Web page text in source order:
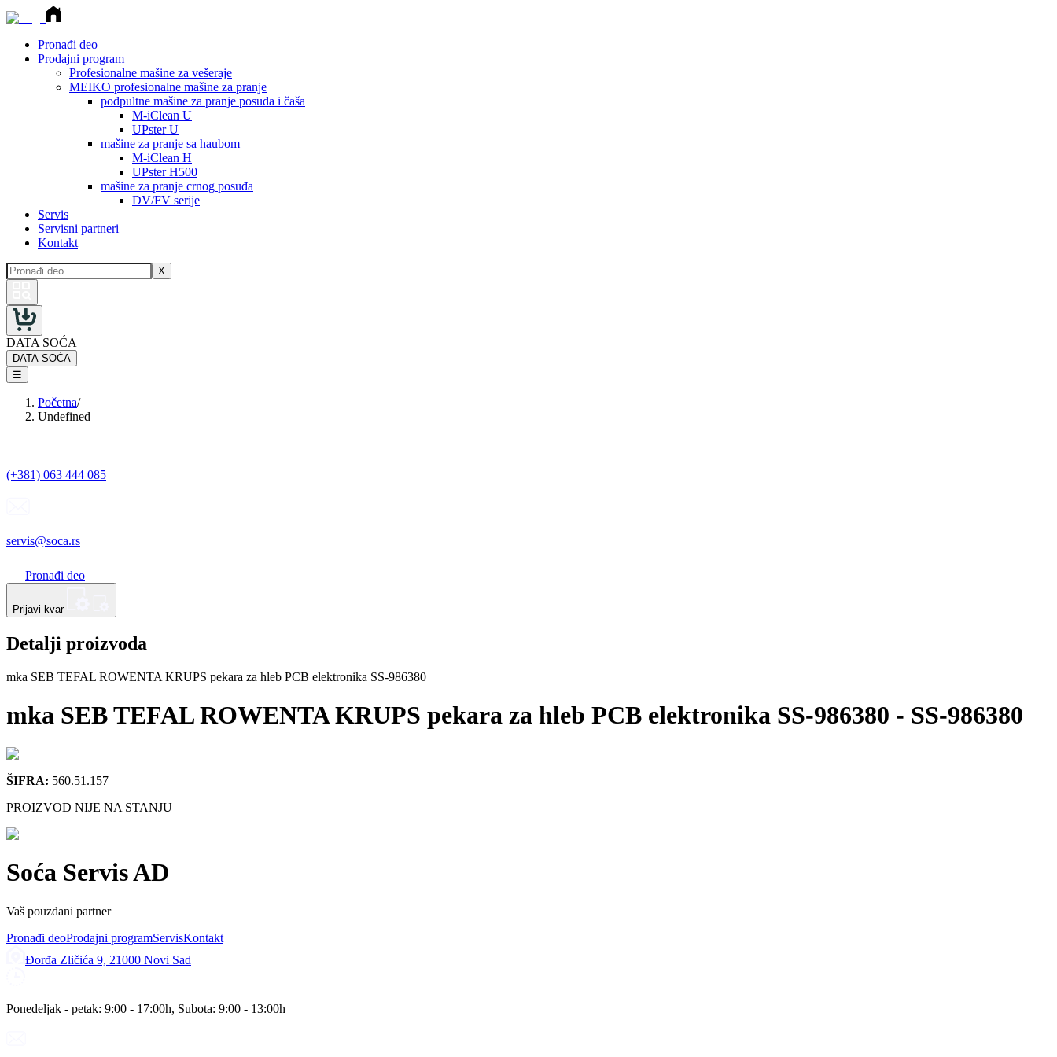
Pronađi deo
Prodajni program
Profesionalne mašine za vešeraje
MEIKO profesionalne mašine za pranje
podpultne mašine za pranje posuđa i čaša
M-iClean U
UPster U
mašine za pranje sa haubom
M-iClean H
UPster H500
mašine za pranje crnog posuđa
DV/FV serije
Servis
Servisni partneri
Kontakt
X
DATA SOĆA
DATA SOĆA
☰
Početna/
Undefined
(+381) 063 444 085
servis@soca.rs
Pronađi deo
Prijavi kvar
Detalji proizvoda
mka SEB TEFAL ROWENTA KRUPS pekara za hleb PCB elektronika SS-986380
mka SEB TEFAL ROWENTA KRUPS pekara za hleb PCB elektronika SS-986380 - SS-986380
ŠIFRA: 560.51.157
PROIZVOD NIJE NA STANJU
Soća Servis AD
Vaš pouzdani partner
Pronađi deoProdajni programServisKontakt
Đorđa Zličića 9, 21000 Novi Sad
Ponedeljak - petak: 9:00 - 17:00h, Subota: 9:00 - 13:00h